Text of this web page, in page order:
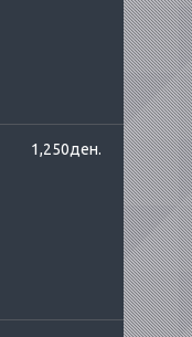
1,250ден.